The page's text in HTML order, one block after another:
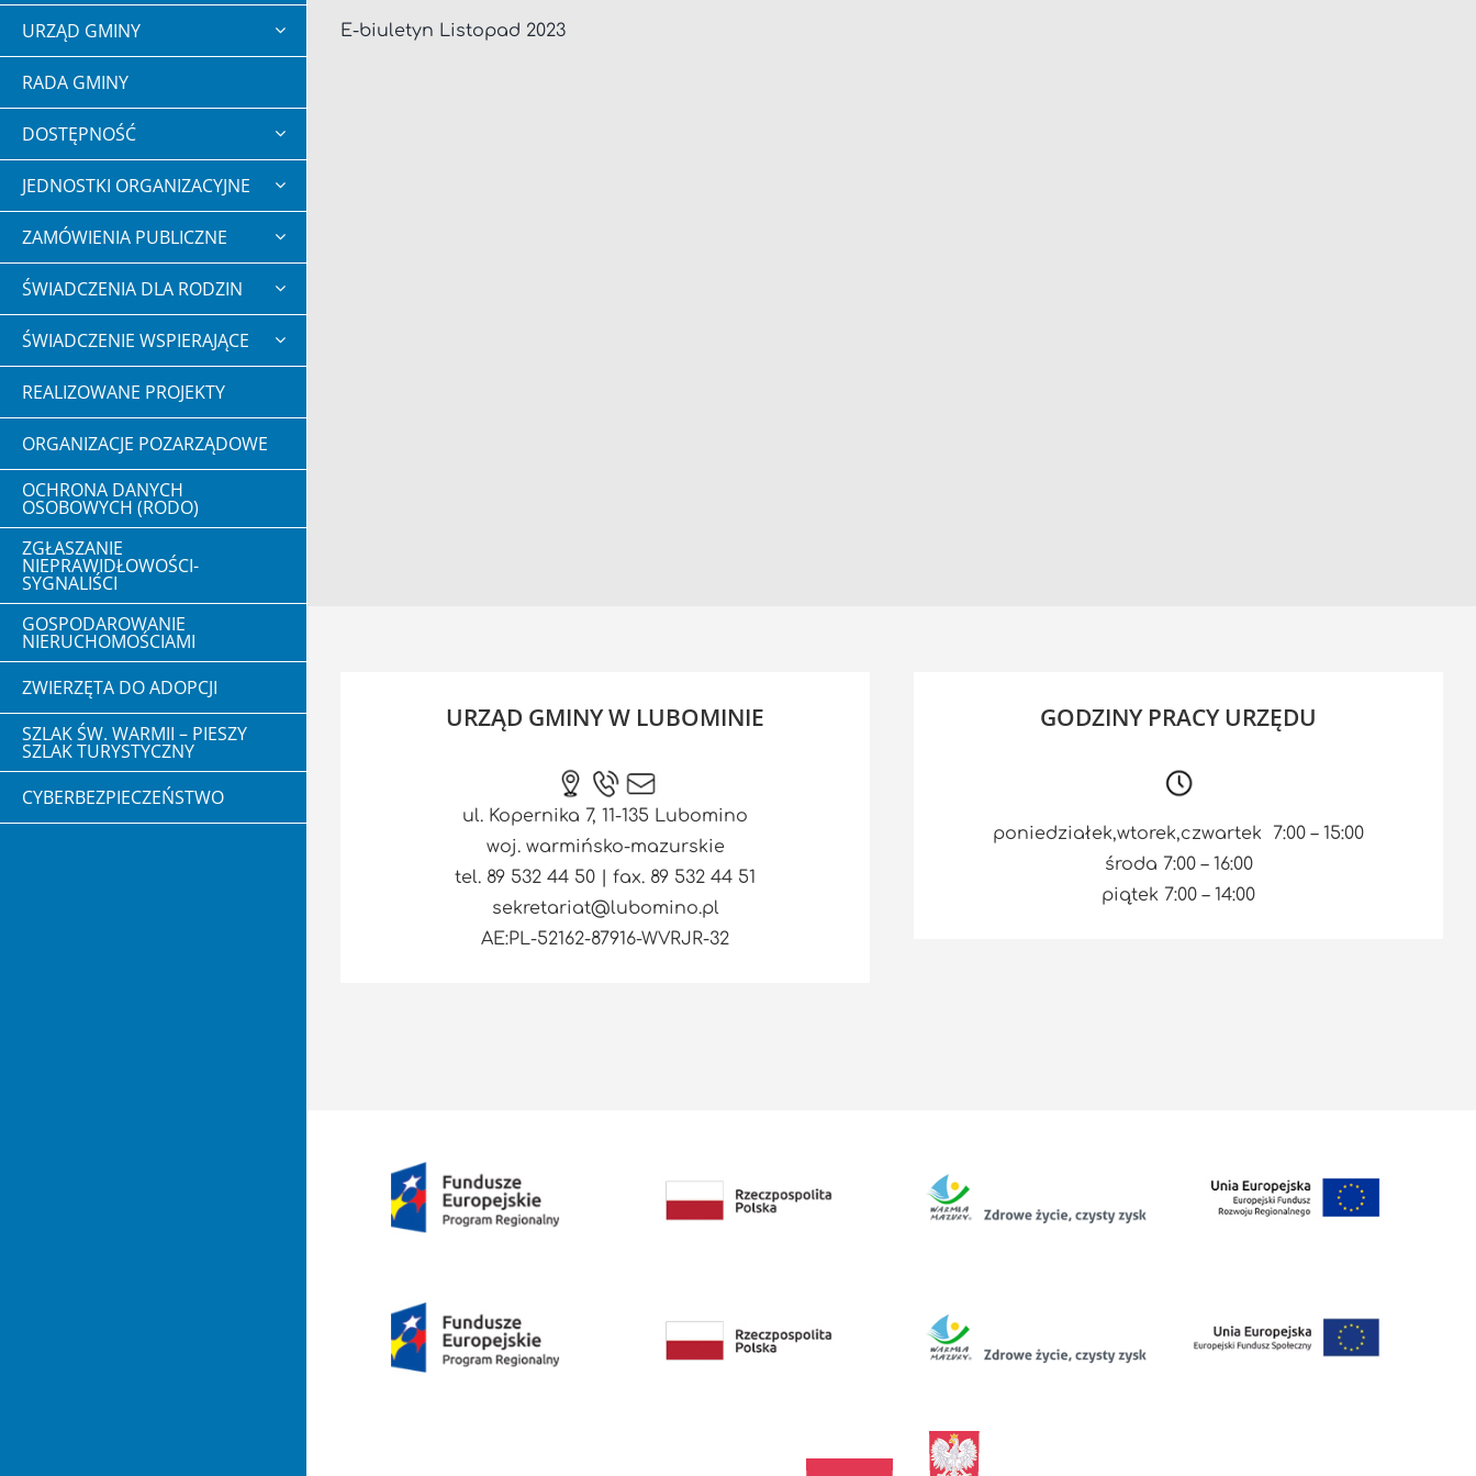
URZĄD GMINY
RADA GMINY
DOSTĘPNOŚĆ
JEDNOSTKI ORGANIZACYJNE
ZAMÓWIENIA PUBLICZNE
ŚWIADCZENIA DLA RODZIN
ŚWIADCZENIE WSPIERAJĄCE
REALIZOWANE PROJEKTY
ORGANIZACJE POZARZĄDOWE
OCHRONA DANYCH
OSOBOWYCH (RODO)
ZGŁASZANIE
NIEPRAWIDŁOWOŚCI-
SYGNALIŚCI
GOSPODAROWANIE
NIERUCHOMOŚCIAMI
ZWIERZĘTA DO ADOPCJI
SZLAK ŚW. WARMII – PIESZY
SZLAK TURYSTYCZNY
CYBERBEZPIECZEŃSTWO
E-biuletyn Listopad 2023
URZĄD GMINY W LUBOMINIE
ul. Kopernika 7, 11-135 Lubomino
woj. warmińsko-mazurskie
tel. 89 532 44 50 | fax. 89 532 44 51
sekretariat@lubomino.pl
AE:PL-52162-87916-WVRJR-32
GODZINY PRACY URZĘDU
poniedziałek,wtorek,czwartek 7:00 – 15:00
środa 7:00 – 16:00
piątek 7:00 – 14:00